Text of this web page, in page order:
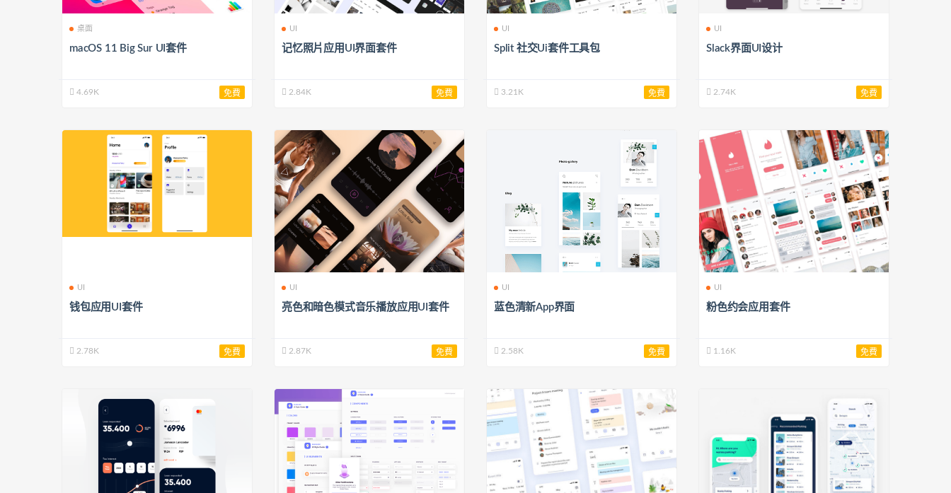
桌面
macOS 11 Big Sur UI套件
4.69K 免費
UI
记忆照片应用UI界面套件
2.84K 免費
UI
Split 社交Ui套件工具包
3.21K 免費
UI
Slack界面UI设计
2.74K 免費
UI
钱包应用UI套件
2.78K 免費
UI
亮色和暗色模式音乐播放应用UI套件
2.87K 免費
UI
蓝色清新App界面
2.58K 免費
UI
粉色约会应用套件
1.16K 免費